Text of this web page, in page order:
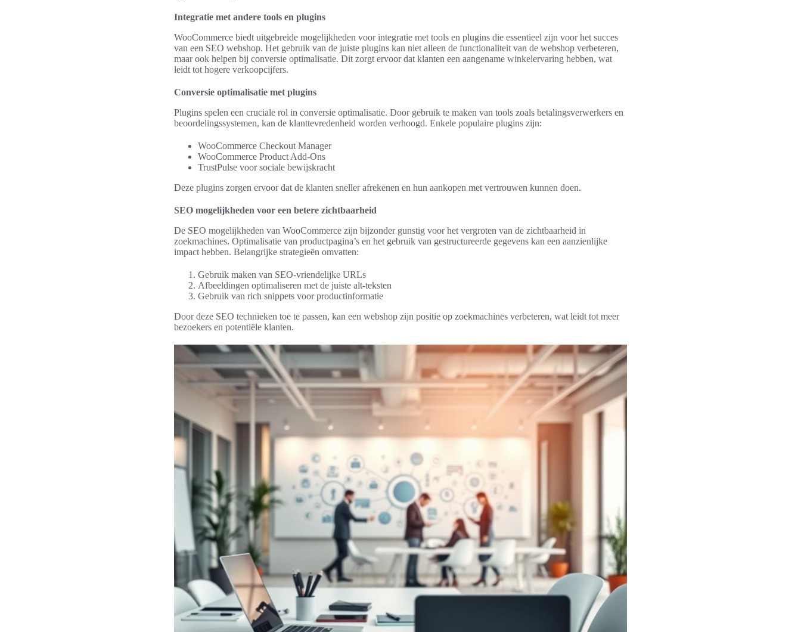
Integratie met andere tools en plugins
WooCommerce biedt uitgebreide mogelijkheden voor integratie met tools en plugins die essentieel zijn voor het succes
van een SEO webshop. Het gebruik van de juiste plugins kan niet alleen de functionaliteit van de webshop verbeteren,
maar ook helpen bij conversie optimalisatie. Dit zorgt ervoor dat klanten een aangename winkelervaring hebben, wat
leidt tot hogere verkoopcijfers.
Conversie optimalisatie met plugins
Plugins spelen een cruciale rol in conversie optimalisatie. Door gebruik te maken van tools zoals betalingsverwerkers en
beoordelingssystemen, kan de klanttevredenheid worden verhoogd. Enkele populaire plugins zijn:
WooCommerce Checkout Manager
WooCommerce Product Add-Ons
TrustPulse voor sociale bewijskracht
Deze plugins zorgen ervoor dat de klanten sneller afrekenen en hun aankopen met vertrouwen kunnen doen.
SEO mogelijkheden voor een betere zichtbaarheid
De SEO mogelijkheden van WooCommerce zijn bijzonder gunstig voor het vergroten van de zichtbaarheid in
zoekmachines. Optimalisatie van productpagina’s en het gebruik van gestructureerde gegevens kan een aanzienlijke
impact hebben. Belangrijke strategieën omvatten:
Gebruik maken van SEO-vriendelijke URLs
Afbeeldingen optimaliseren met de juiste alt-teksten
Gebruik van rich snippets voor productinformatie
Door deze SEO technieken toe te passen, kan een webshop zijn positie op zoekmachines verbeteren, wat leidt tot meer
bezoekers en potentiële klanten.